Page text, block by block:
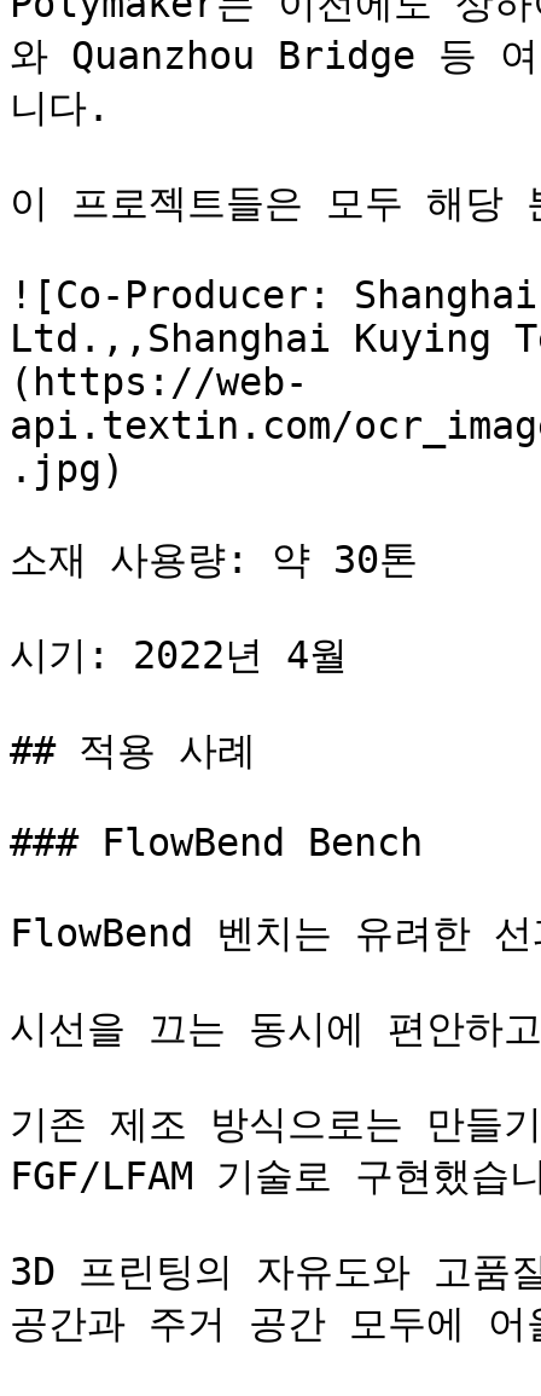
와 Quanzhou Bridge 등 여
니다.
이 프로젝트들은 모두 해당
![Co-Producer:
Ltd.,,Shanghai Kuying
(https://web-
api.textin.com/
.jpg)
소재 사용량: 약 30톤
시기: 2022년 4월
## 적용 사례
### FlowBend Bench
FlowBend 벤치는 유려한
시선을 끄는 동시에 편안하
기존 제조 방식으로는 만들
FGF/LFAM 기술로 구현했습
3D 프린팅의 자유도와 고품
공간과 주거 공간 모두에